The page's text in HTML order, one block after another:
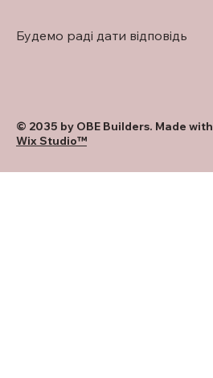
Будемо раді дати відповідь
© 2035 by OBE Builders. Made with
Wix Studio™